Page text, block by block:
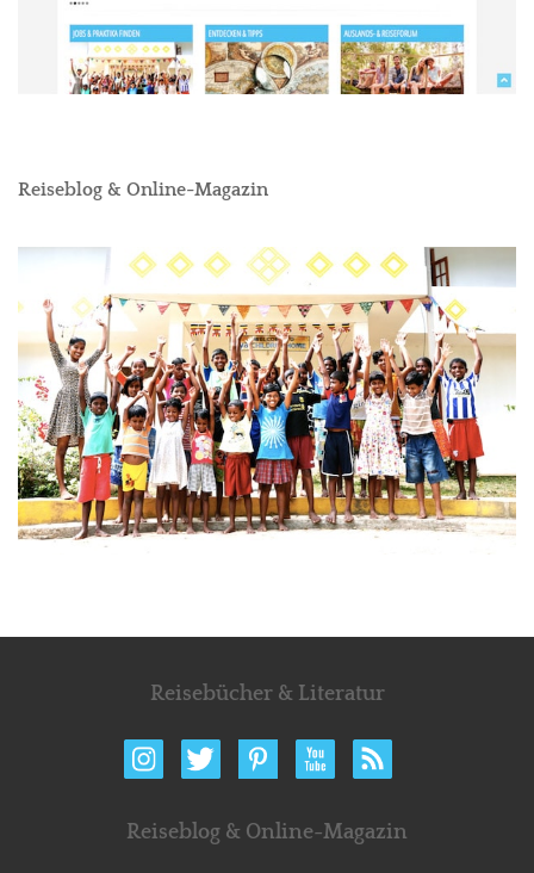
Reiseblog & Online-Magazin
Reisebücher & Literatur
Reiseblog & Online-Magazin